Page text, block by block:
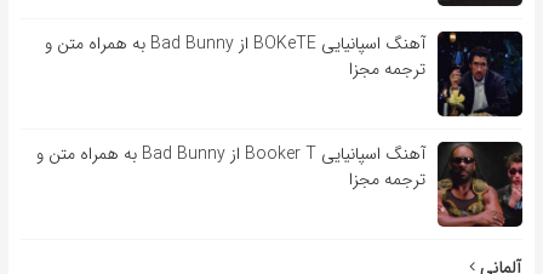
آهنگ اسپانیایی BOKeTE از Bad Bunny به همراه متن و
ترجمه مجزا
آهنگ اسپانیایی Booker T از Bad Bunny به همراه متن و
ترجمه مجزا
آلمانی